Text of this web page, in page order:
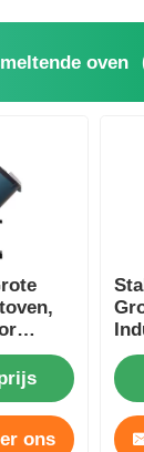
oven
ons